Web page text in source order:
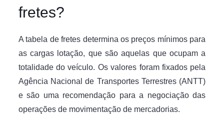
fretes?
A tabela de fretes determina os preços mínimos para
as cargas lotação, que são aquelas que ocupam a
totalidade do veículo. Os valores foram fixados pela
Agência Nacional de Transportes Terrestres (ANTT)
e são uma recomendação para a negociação das
operações de movimentação de mercadorias.